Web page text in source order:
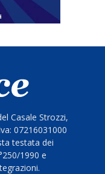
Casale Strozzi,
07216031000
testata dei
1990 e